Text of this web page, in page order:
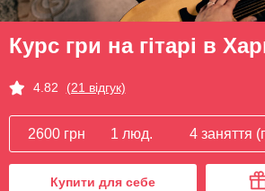
Курс гри на гітарі в
4.82 (21 відгук)
2600 грн 1 люд. 4 заняття
Купити для себе